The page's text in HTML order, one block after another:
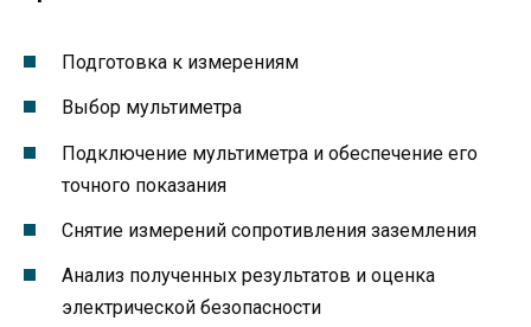
Подготовка к измерениям
Выбор мультиметра
Подключение мультиметра и обеспечение его
точного показания
Снятие измерений сопротивления заземления
Анализ полученных результатов и оценка
электрической безопасности